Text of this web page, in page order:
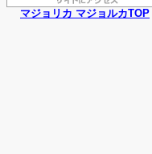
マジョリカ マジョルカTOP